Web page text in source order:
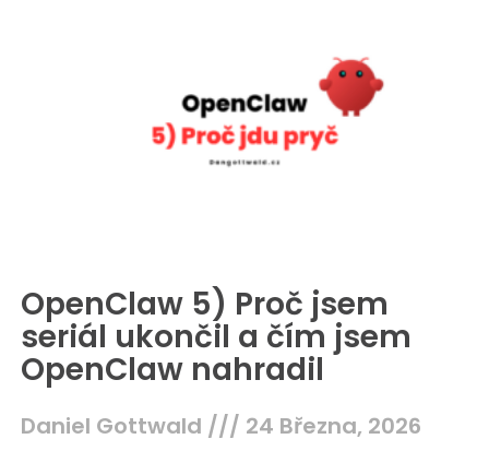
OpenClaw 5) Proč jsem
seriál ukončil a čím jsem
OpenClaw nahradil
Daniel Gottwald 24 Března, 2026